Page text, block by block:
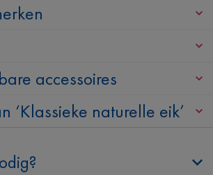
accessoires
‘Klassieke naturelle eik’